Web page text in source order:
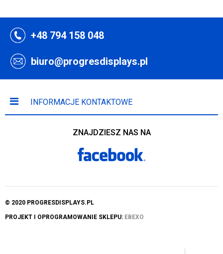
+48 794 158 048
biuro@progresdisplays.pl
INFORMACJE KONTAKTOWE
ZNAJDZIESZ NAS NA
© 2020 PROGRESDISPLAYS.PL
PROJEKT I OPROGRAMOWANIE SKLEPU: EBEXO